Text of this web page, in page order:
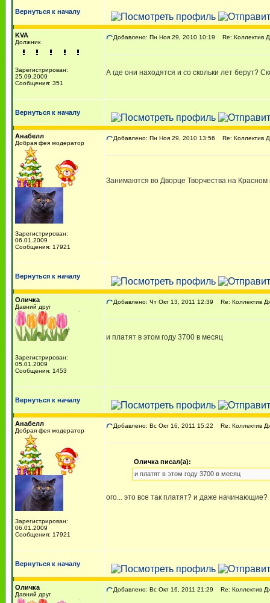
Вернуться к началу
KVA
Должник
Зарегистрирован:
25.09.2009
Сообщения: 351
Добавлено: Пн Ноя 29, 2010 10:19 Re: Коллектив
А где они находятся и со скольки лет берут?
Вернуться к началу
Анабелл
Добрая фея модератор
Зарегистрирован:
06.01.2009
Сообщения: 17921
Добавлено: Пн Ноя 29, 2010 13:56 Re: Коллектив
Занимаются во Дворце Творчества на
Вернуться к началу
Оличка
Давний друг
Зарегистрирован:
05.01.2009
Сообщения: 1453
Добавлено: Чт Окт 13, 2011 12:39 Re: Коллектив
и платят в этом году 3700 в месяц
Вернуться к началу
Анабелл
Добрая фея модератор
Зарегистрирован:
06.01.2009
Сообщения: 17921
Добавлено: Вс Окт 16, 2011 15:22 Re: Коллектив
Оличка писал(а):
и платят в этом году 3700 в месяц
ого... это все так платят? и даже начинающие?
Вернуться к началу
Оличка
Давний друг
Добавлено: Вс Окт 16, 2011 21:29 Re: Коллектив